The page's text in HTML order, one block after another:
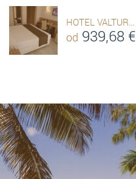
HOTEL VALTUR…
od 939,68 €